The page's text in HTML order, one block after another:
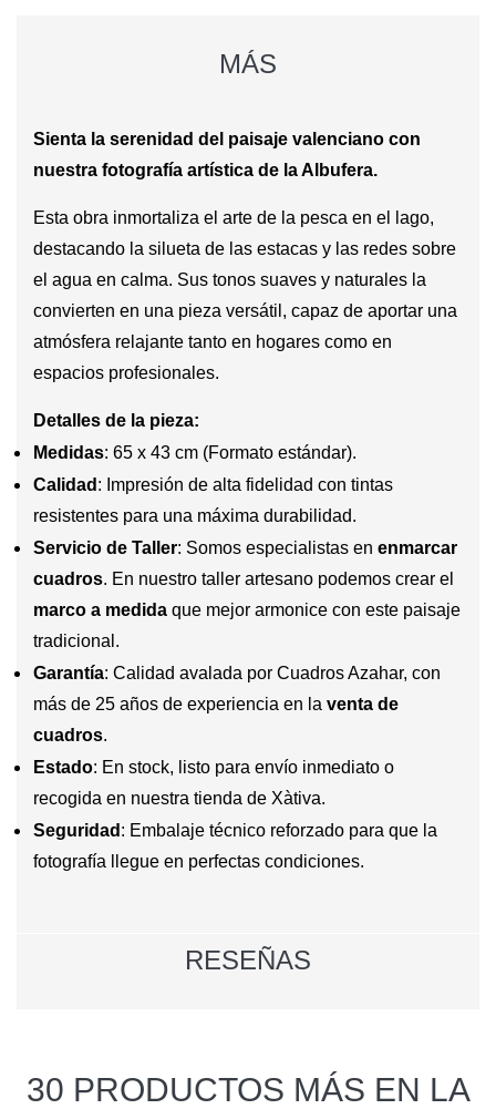
MÁS
Sienta la serenidad del paisaje valenciano con
nuestra fotografía artística de la Albufera.
Esta obra inmortaliza el arte de la pesca en el lago,
destacando la silueta de las estacas y las redes sobre
el agua en calma. Sus tonos suaves y naturales la
convierten en una pieza versátil, capaz de aportar una
atmósfera relajante tanto en hogares como en
espacios profesionales.
Detalles de la pieza:
Medidas: 65 x 43 cm (Formato estándar).
Calidad : Impresión de alta fidelidad con tintas
resistentes para una máxima durabilidad.
Servicio de Taller: Somos especialistas en enmarcar
cuadros. En nuestro taller artesano podemos crear el
marco a medida que mejor armonice con este paisaje
tradicional.
Garantía: Calidad avalada por Cuadros Azahar, con
más de 25 años de experiencia en la venta de
cuadros.
Estado: En stock, listo para envío inmediato o
recogida en nuestra tienda de Xàtiva.
Seguridad : Embalaje técnico reforzado para que la
fotografía llegue en perfectas condiciones.
RESEÑAS
30 PRODUCTOS MÁS EN LA